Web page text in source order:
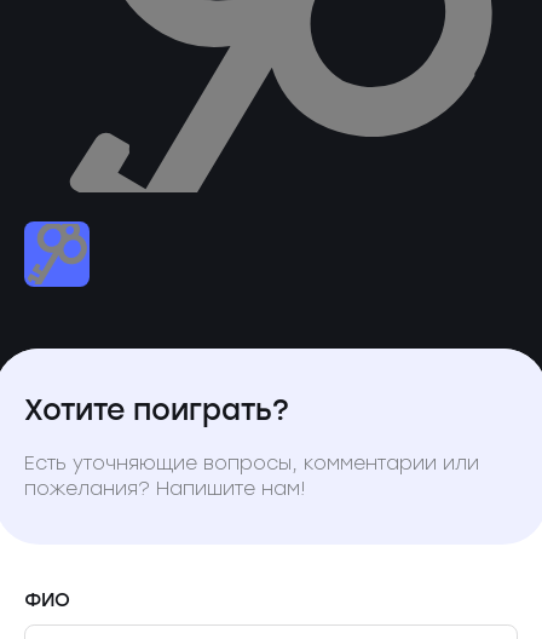
Хотите поиграть?
Есть уточняющие вопросы, комментарии или
пожелания? Напишите нам!
ФИО